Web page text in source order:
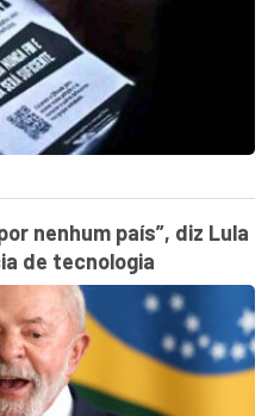
nenhum país”, diz Lula
de tecnologia